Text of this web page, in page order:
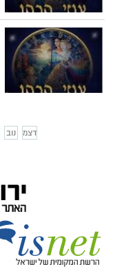
נוב דצמ